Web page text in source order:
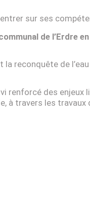
sur ses
de l’Erdre
la reconquête de
renforcé des enjeux
à travers les travaux